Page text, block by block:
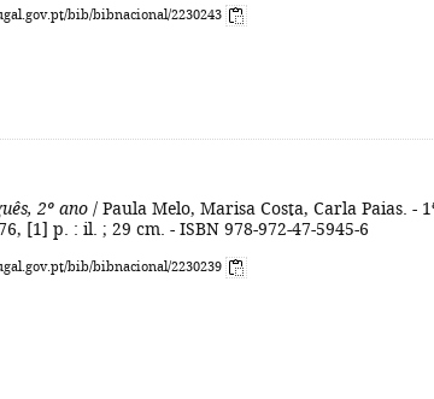
bib/bibnacional/2230243
2º ano / Paula Melo, Marisa Costa, Carla Paias. -
[1] p. : il. ; 29 cm. - ISBN 978-972-47-5945-6
bib/bibnacional/2230239